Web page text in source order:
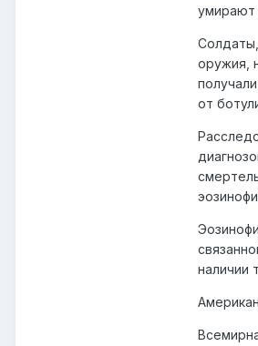
умирают
оружия,
от
наличии